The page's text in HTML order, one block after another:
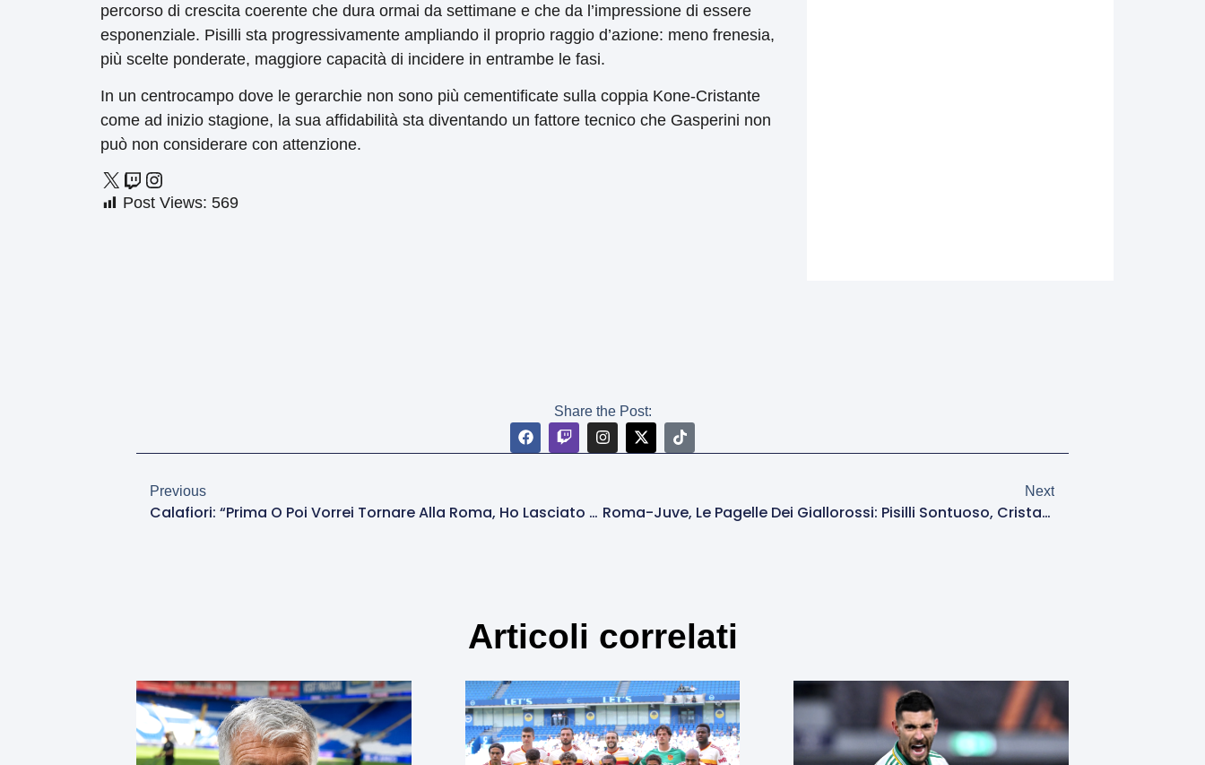
percorso di crescita coerente che dura ormai da settimane e che da l’impressione di essere
esponenziale. Pisilli sta progressivamente ampliando il proprio raggio d’azione: meno frenesia,
più scelte ponderate, maggiore capacità di incidere in entrambe le fasi.
In un centrocampo dove le gerarchie non sono più cementificate sulla coppia Kone-Cristante
come ad inizio stagione, la sua affidabilità sta diventando un fattore tecnico che Gasperini non
può non considerare con attenzione.
Post Views: 569
Share the Post:
Previous
Calafiori: “Prima O Poi Vorrei Tornare Alla Roma, Ho Lasciato Le Cose A Metà”
Next
Roma-Juve, Le Pagelle Dei Giallorossi: Pisilli Sontuoso, Cristante Orrori E Disastri
Articoli correlati